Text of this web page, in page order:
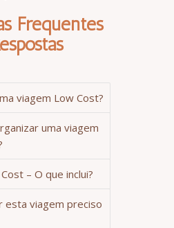
Frequentes
viagem Low Cost?
uma viagem
– O que inclui?
esta viagem preciso